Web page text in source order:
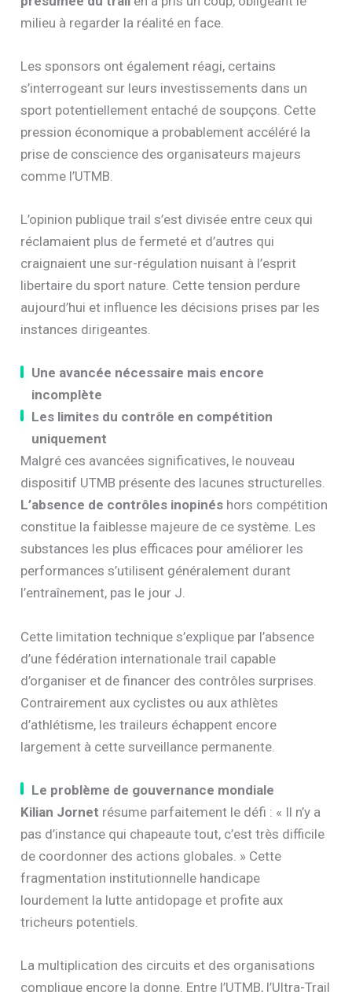
milieu à regarder la réalité en face.
Les sponsors ont également réagi, certains
s’interrogeant sur leurs investissements dans un
sport potentiellement entaché de soupçons. Cette
pression économique a probablement accéléré la
prise de conscience des organisateurs majeurs
comme l’UTMB.
L’opinion publique trail s’est divisée entre ceux qui
réclamaient plus de fermeté et d’autres qui
craignaient une sur-régulation nuisant à l’esprit
libertaire du sport nature. Cette tension perdure
aujourd’hui et influence les décisions prises par les
instances dirigeantes.
Une avancée nécessaire mais encore
incomplète
Les limites du contrôle en compétition
uniquement
Malgré ces avancées significatives, le nouveau
dispositif UTMB présente des lacunes structurelles.
L’absence de contrôles inopinés hors compétition
constitue la faiblesse majeure de ce système. Les
substances les plus efficaces pour améliorer les
performances s’utilisent généralement durant
l’entraînement, pas le jour J.
Cette limitation technique s’explique par l’absence
d’une fédération internationale trail capable
d’organiser et de financer des contrôles surprises.
Contrairement aux cyclistes ou aux athlètes
d’athlétisme, les traileurs échappent encore
largement à cette surveillance permanente.
Le problème de gouvernance mondiale
Kilian Jornet résume parfaitement le défi : « Il n’y a
pas d’instance qui chapeaute tout, c’est très difficile
de coordonner des actions globales. » Cette
fragmentation institutionnelle handicape
lourdement la lutte antidopage et profite aux
tricheurs potentiels.
La multiplication des circuits et des organisations
complique encore la donne. Entre l’UTMB, l’Ultra-Trail